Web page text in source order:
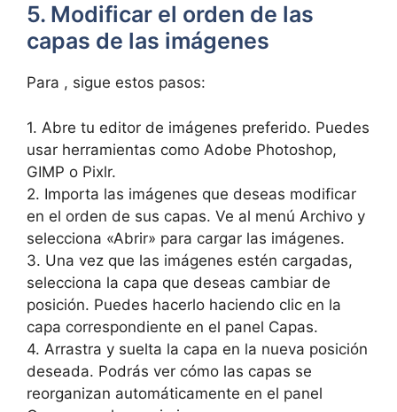
5. Modificar el orden de las
capas de las imágenes
Para , sigue estos pasos:
1. Abre tu editor de imágenes preferido. Puedes
usar herramientas como Adobe Photoshop,
GIMP o Pixlr.
2. Importa las imágenes que deseas modificar
en el orden de sus capas. Ve al menú Archivo y
selecciona «Abrir» para cargar las imágenes.
3. Una vez que las imágenes estén cargadas,
selecciona la capa que deseas cambiar de
posición. Puedes hacerlo haciendo clic en la
capa correspondiente en el panel Capas.
4. Arrastra y suelta la capa en la nueva posición
deseada. Podrás ver cómo las capas se
reorganizan automáticamente en el panel